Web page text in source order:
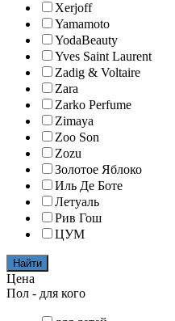
Xerjoff
Yamamoto
YodaBeauty
Yves Saint Laurent
Zadig & Voltaire
Zara
Zarko Perfume
Zimaya
Zoo Son
Zozu
Золотое Яблоко
Иль Де Боте
Летуаль
Рив Гош
ЦУМ
Найти
Цена
Пол - для кого